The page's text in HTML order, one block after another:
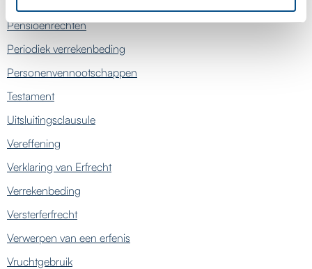
Pensioenrechten
Periodiek verrekenbeding
Personenvennootschappen
Testament
Uitsluitingsclausule
Vereffening
Verklaring van Erfrecht
Verrekenbeding
Versterferfrecht
Verwerpen van een erfenis
Vruchtgebruik